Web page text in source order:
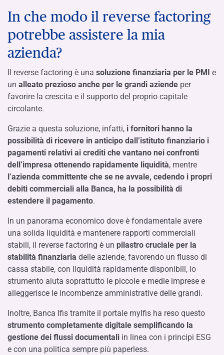
In che modo il reverse factoring
potrebbe assistere la mia
azienda?
Il reverse factoring è una soluzione finanziaria per le PMI e
un alleato prezioso anche per le grandi aziende per
favorire la crescita e il supporto del proprio capitale
circolante.
Grazie a questa soluzione, infatti, i fornitori hanno la
possibilità di ricevere in anticipo dall’istituto finanziario i
pagamenti relativi ai crediti che vantano nei confronti
dell’impresa ottenendo rapidamente liquidità, mentre
l’azienda committente che se ne avvale, cedendo i propri
debiti commerciali alla Banca, ha la possibilità di
estendere il pagamento.
In un panorama economico dove è fondamentale avere
una solida liquidità e mantenere rapporti commerciali
stabili, il reverse factoring è un pilastro cruciale per la
stabilità finanziaria delle aziende, favorendo un flusso di
cassa stabile, con liquidità rapidamente disponibili, lo
strumento aiuta soprattutto le piccole e medie imprese e
alleggerisce le incombenze amministrative delle grandi.
Inoltre, Banca Ifis tramite il portale myIfis ha reso questo
strumento completamente digitale semplificando la
gestione dei flussi documentali in linea con i principi ESG
e con una politica sempre più paperless.